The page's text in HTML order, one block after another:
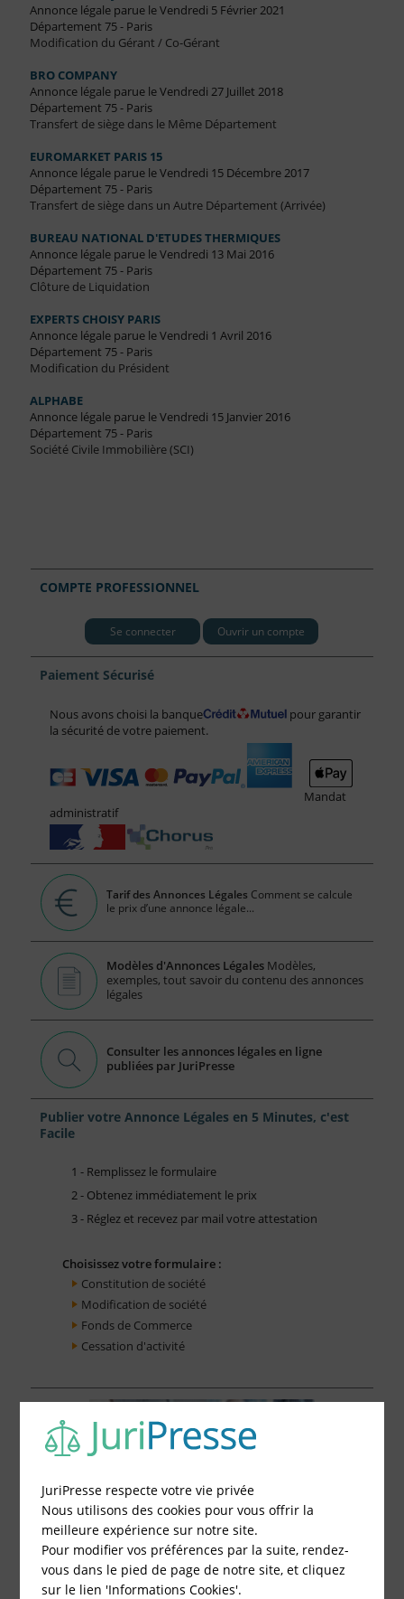
Annonce légale parue le Vendredi 5 Février 2021
Département 75 - Paris
Modification du Gérant / Co-Gérant
BRO COMPANY
Annonce légale parue le Vendredi 27 Juillet 2018
Département 75 - Paris
Transfert de siège dans le Même Département
EUROMARKET PARIS 15
Annonce légale parue le Vendredi 15 Décembre 2017
Département 75 - Paris
Transfert de siège dans un Autre Département (Arrivée)
BUREAU NATIONAL D'ETUDES THERMIQUES
Annonce légale parue le Vendredi 13 Mai 2016
Département 75 - Paris
Clôture de Liquidation
EXPERTS CHOISY PARIS
Annonce légale parue le Vendredi 1 Avril 2016
Département 75 - Paris
Modification du Président
ALPHABE
Annonce légale parue le Vendredi 15 Janvier 2016
Département 75 - Paris
Société Civile Immobilière (SCI)
COMPTE PROFESSIONNEL
Se connecter Ouvrir un compte
Paiement Sécurisé
Nous avons choisi la banque
pour garantir
la sécurité de votre paiement.
Mandat
administratif
Tarif des Annonces Légales Comment se calcule
le prix d’une annonce légale...
Modèles d'Annonces Légales Modèles,
exemples, tout savoir du contenu des annonces
légales
Consulter les annonces légales en ligne
publiées par JuriPresse
Publier votre Annonce Légales en 5 Minutes, c'est
Facile
1 - Remplissez le formulaire
2 - Obtenez immédiatement le prix
3 - Réglez et recevez par mail votre attestation
Choisissez votre formulaire :
Constitution de société
Modification de société
Fonds de Commerce
Cessation d'activité
JuriPresse respecte votre vie privée
Nous utilisons des cookies pour vous offrir la
meilleure expérience sur notre site.
Pour modifier vos préférences par la suite, rendez-
vous dans le pied de page de notre site, et cliquez
sur le lien 'Informations Cookies'.